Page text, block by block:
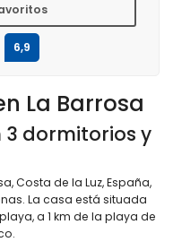
La Barrosa
3 dormitorios y
Costa de la Luz, España,
La casa está situada
a 1 km de la playa de
6,9